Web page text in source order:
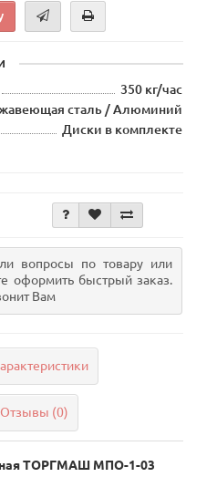
350 кг/час
сталь / Алюминий
Диски в комплекте
вопросы по товару или
оформить быстрый заказ.
Вам
Отзывы (0)
ТОРГМАШ МПО-1-03